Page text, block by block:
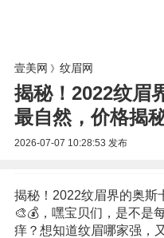
壹美网 》 纹眉网
揭秘！2022纹眉
最自然，价格揭
2026-07-07 10:28:53 发布
揭秘！2022纹眉界的奥斯
🎨💰，嘿宝贝们，是不是
痒？想知道纹眉哪家强，